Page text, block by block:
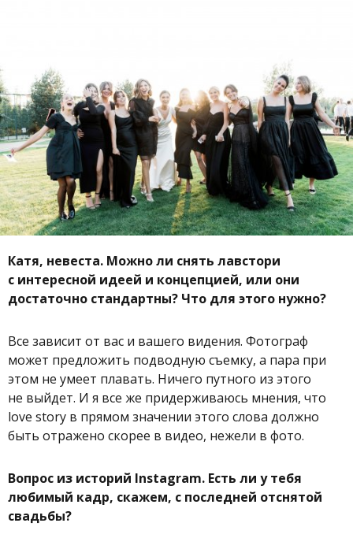
Катя, невеста. Можно ли снять лавстори
с интересной идеей и концепцией, или они
достаточно стандартны? Что для этого нужно?
Все зависит от вас и вашего видения. Фотограф
может предложить подводную съемку, а пара при
этом не умеет плавать. Ничего путного из этого
не выйдет. И я все же придерживаюсь мнения, что
love story в прямом значении этого слова должно
быть отражено скорее в видео, нежели в фото.
Вопрос из историй Instagram. Есть ли у тебя
любимый кадр, скажем, с последней отснятой
свадьбы?